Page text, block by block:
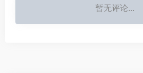
暂无评论...